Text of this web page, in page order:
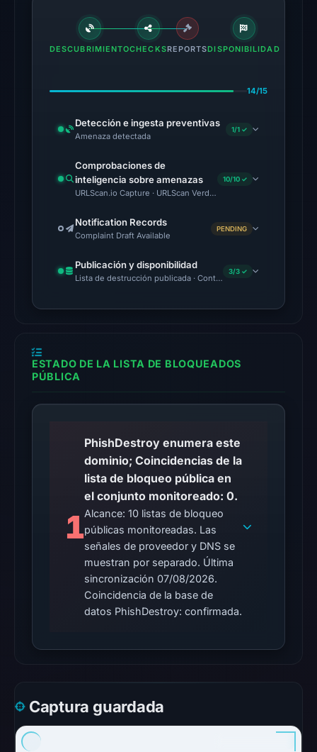
on
Apr
UTC.
OTX
recorded
community
pulse
on
1,
11:40
probe
returned
HTTP
502
on
Aug
7,
2026
at
01:22
at
the
DESCUBRIMIENTOCHECKSREPORTSDISPONIBILIDAD
14/15
Detección e ingesta preventivas
Amenaza detectada
1/1 ✓
Comprobaciones de
inteligencia sobre amenazas
URLScan.io Capture · URLScan Verdict · Cloudflare Radar
10/10 ✓
Notification Records
Complaint Draft Available
PENDING
Publicación y disponibilidad
Lista de destrucción publicada · Content Observed
3/3 ✓
ESTADO DE LA LISTA DE BLOQUEADOS
PÚBLICA
1
PhishDestroy enumera este
dominio; Coincidencias de la
lista de bloqueo pública en
el conjunto monitoreado: 0.
Alcance: 10 listas de bloqueo
públicas monitoreadas. Las
señales de proveedor y DNS se
muestran por separado. Última
sincronización 07/08/2026.
Coincidencia de la base de
datos PhishDestroy: confirmada.
Captura guardada